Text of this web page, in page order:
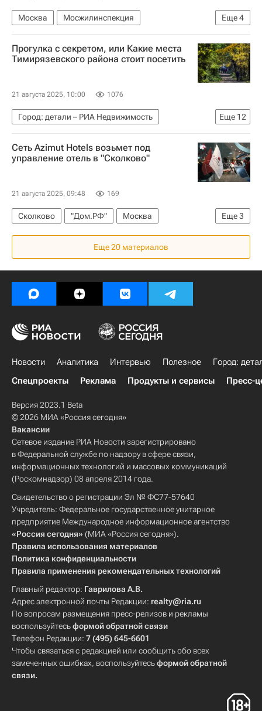
Еще4
Москва
Мосжилинспекция
Москва Сегодня: мегаполис для жизни
Городское хозяйство Москвы
Лифты
Прогулка с секретом, или Какие места
Тимирязевского района стоит посетить
21 августа 2025, 10:00 1076
Еще 12
Город: детали – РИА Недвижимость
Москва Сегодня: мегаполис для жизни
Городское хозяйство Москвы
Городская среда
Москва
Мультимедиа – РИА Недвижимость
Капремонт в Москве
Капремонт
Садовое кольцо (Москва)
ФКР
Сеть Azimut Hotels возьмет под
управление отель в "Сколково"
21 августа 2025, 09:48 169
Еще3
Сколково "Дом.РФ"
Москва
Коммерческая недвижимость
Отели
Еще 20 материалов
Новости Аналитика Интервью Полезное
Город:
Спецпроекты
Реклама Продукты и сервисы Пресс-
Версия 2023.1 Beta
© 2026 МИА «Россия сегодня»
Вакансии
Сетевое издание РИА Новости зарегистрировано
в Федеральной службе по надзору в сфере связи,
информационных технологий и массовых коммуникаций
(Роскомнадзор) 08 апреля 2014 года.
Свидетельство о регистрации Эл № ФС77-57640
Учредитель: Федеральное государственное унитарное
предприятие Международное информационное агентство
«Россия сегодня» (МИА «Россия сегодня»).
Правила использования материалов
Политика конфиденциальности
Правила применения рекомендательных технологий
Главный редактор: Гаврилова А.В.
Адрес электронной почты Редакции: realty@ria.ru
По вопросам размещения пресс-релизов и рекламы
воспользуйтесьформой обратной связи
Телефон Редакции: 7 (495) 645-6601
Чтобы связаться с редакцией или сообщить обо всех
замеченных ошибках, воспользуйтесьформой обратной
связи.